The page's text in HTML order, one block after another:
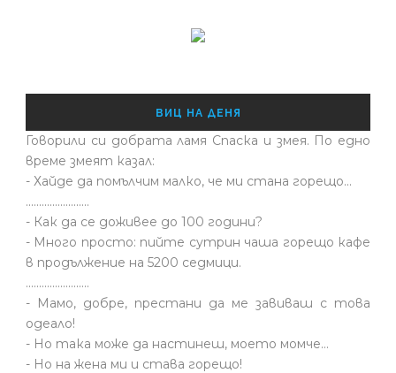
ВИЦ НА ДЕНЯ
Говорили си добрата ламя Спаска и змея. По едно
време змеят казал:
- Хайде да помълчим малко, че ми стана горещо...
........................
- Как да се доживее до 100 години?
- Много просто: пийте сутрин чаша горещо кафе
в продължение на 5200 седмици.
........................
- Мамо, добре, престани да ме завиваш с това
одеало!
- Но така може да настинеш, моето момче…
- Но на жена ми и става горещо!